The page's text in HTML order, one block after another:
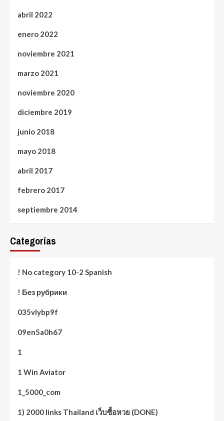
abril 2022
enero 2022
noviembre 2021
marzo 2021
noviembre 2020
diciembre 2019
junio 2018
mayo 2018
abril 2017
febrero 2017
septiembre 2014
Categorías
! No category 10-2 Spanish
! Без рубрики
035vlybp9f
09en5a0h67
1
1 Win Aviator
1_5000_com
1) 2000 links Thailand เว็บซื้อหวย (DONE)